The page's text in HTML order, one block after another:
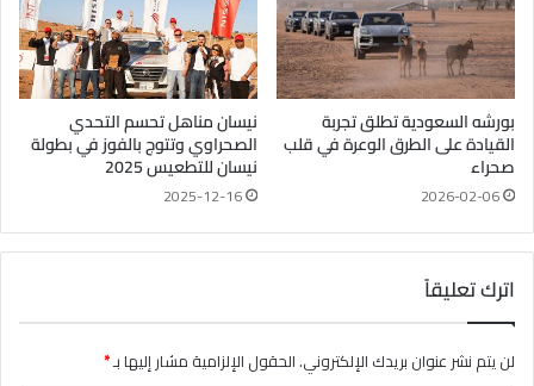
بورشه السعودية تطلق تجربة
القيادة على الطرق الوعرة في قلب
صحراء
2026-02-06
نيسان مناهل تحسم التحدي
الصحراوي وتتوج بالفوز في بطولة
نيسان للتطعيس 2025
2025-12-16
اترك تعليقاً
لن يتم نشر عنوان بريدك الإلكتروني.الحقول الإلزامية مشار إليها بـ*